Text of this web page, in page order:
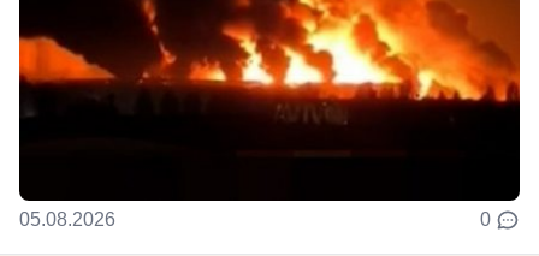
05.08.2026 0